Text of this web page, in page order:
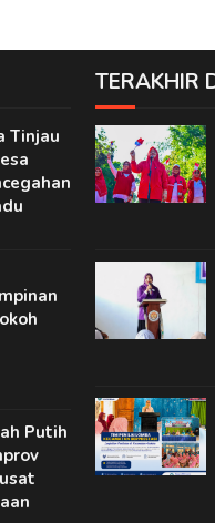
Tinjau
Putih
TERAKHIR